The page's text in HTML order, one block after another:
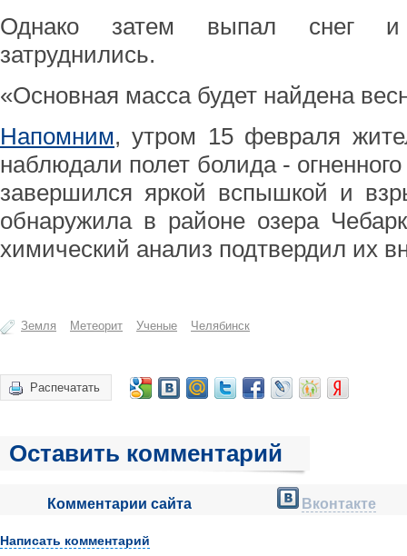
Однако затем выпал снег и
затруднились.
«Основная масса будет найдена
Напомним, утром 15 февраля
наблюдали полет болида -
завершился яркой вспышкой и
обнаружила в районе озера
химический анализ подтвердил их
Земля Метеорит Ученые Челябинск
Распечатать
Оставить комментарий
Комментарии сайта Вконтакте
Написать комментарий